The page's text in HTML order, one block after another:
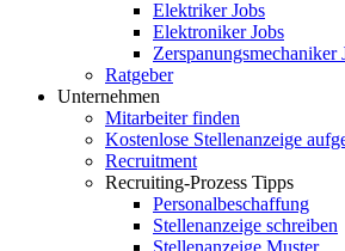
Elektriker Jobs
Elektroniker Jobs
Zerspanungsmechaniker
Ratgeber
Unternehmen
Mitarbeiter finden
Kostenlose Stellenanzeige
Recruitment
Recruiting-Prozess Tipps
Personalbeschaffung
Stellenanzeige schreiben
Stellenanzeige Muster